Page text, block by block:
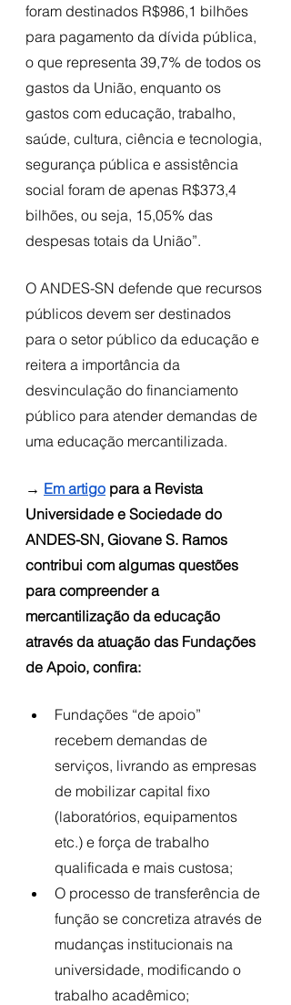
foram destinados R$986,1 bilhões
para pagamento da dívida pública,
o que representa 39,7% de todos os
gastos da União, enquanto os
gastos com educação, trabalho,
saúde, cultura, ciência e tecnologia,
segurança pública e assistência
social foram de apenas R$373,4
bilhões, ou seja, 15,05% das
despesas totais da União”.
O ANDES-SN defende que recursos
públicos devem ser destinados
para o setor público da educação e
reitera a importância da
desvinculação do financiamento
público para atender demandas de
uma educação mercantilizada.
→ Em artigo para a Revista
Universidade e Sociedade do
ANDES-SN, Giovane S. Ramos
contribui com algumas questões
para compreender a
mercantilização da educação
através da atuação das Fundações
de Apoio, confira:
Fundações “de apoio”
recebem demandas de
serviços, livrando as empresas
de mobilizar capital fixo
(laboratórios, equipamentos
etc.) e força de trabalho
qualificada e mais custosa;
O processo de transferência de
função se concretiza através de
mudanças institucionais na
universidade, modificando o
trabalho acadêmico;